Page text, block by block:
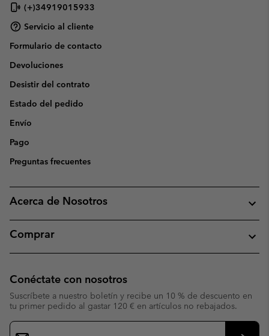
(+)34919015933
Servicio al cliente
Formulario de contacto
Devoluciones
Desistir del contrato
Estado del pedido
Envío
Pago
Preguntas frecuentes
Acerca de Nosotros
Comprar
Conéctate con nosotros
Suscríbete a nuestro boletín y recibe un 10 % de descuento en
tu primer pedido al gastar 120 € en artículos no rebajados.
Suscripción